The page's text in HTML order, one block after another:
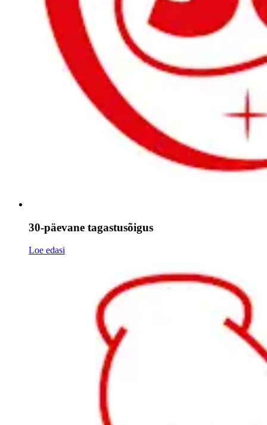
30-päevane tagastusõigus
Loe edasi